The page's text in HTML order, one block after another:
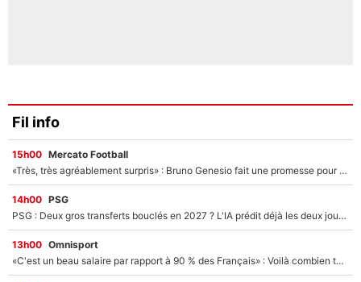
Fil info
15h00 Mercato Football
«Très, très agréablement surpris» : Bruno Genesio fait une promesse pour la suite du mercato de l’OM et rassure les supporters
14h00 PSG
PSG : Deux gros transferts bouclés en 2027 ? L'IA prédit déjà les deux joueurs qui pourraient rejoindre Luis Enrique !
13h00 Omnisport
«C'est un beau salaire par rapport à 90 % des Français» : Voilà combien touchait Nelson Monfort sur France Télévisions avant de rejoindre CNews